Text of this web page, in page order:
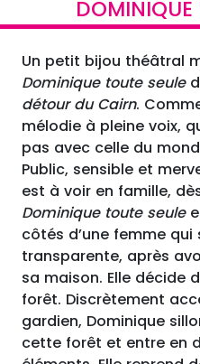
DOMINIQUE
Un petit bijou théâtral
Dominique toute seule
détour du Cairn.
mélodie à pleine voix,
pas avec celle du
Public, sensible et
est à voir en famille,
Dominique toute seule
côtés d’une femme qui
transparente, après
sa maison. Elle décide
forêt. Discrètement
gardien, Dominique
cette forêt et entre en